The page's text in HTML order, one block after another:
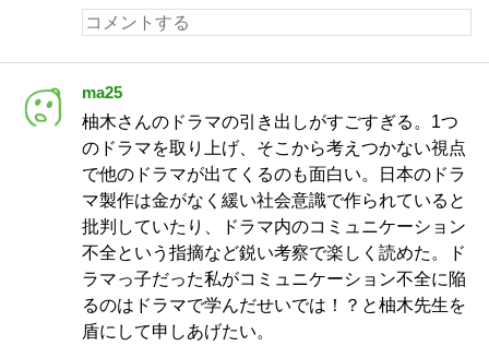
ma25
柚木さんのドラマの引き出しがすごすぎる。1つ
のドラマを取り上げ、そこから考えつかない視点
で他のドラマが出てくるのも面白い。日本のドラ
マ製作は金がなく緩い社会意識で作られていると
批判していたり、ドラマ内のコミュニケーション
不全という指摘など鋭い考察で楽しく読めた。ド
ラマっ子だった私がコミュニケーション不全に陥
るのはドラマで学んだせいでは！？と柚木先生を
盾にして申しあげたい。